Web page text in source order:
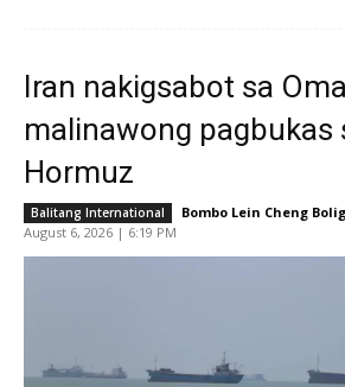
Iran nakigsabot sa
malinawong pagbukas
Hormuz
Balitang International Bombo Lein Cheng
August 6, 2026 | 6:19 PM